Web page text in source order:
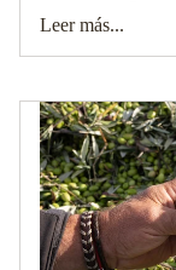
Leer más...